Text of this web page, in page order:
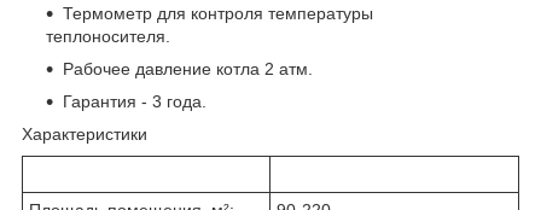
Термометр для контроля температуры
теплоносителя.
Рабочее давление котла 2 атм.
Гарантия - 3 года.
Характеристики